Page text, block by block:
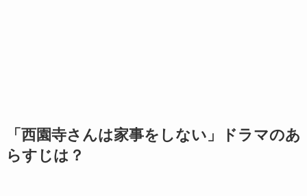
「西園寺さんは家事をしない」ドラマのあ
らすじは？